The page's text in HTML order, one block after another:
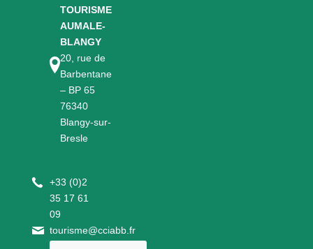
TOURISME
AUMALE-
BLANGY
20, rue de
Barbentane
– BP 65
76340
Blangy-sur-
Bresle
+33 (0)2
35 17 61
09
tourisme@cciabb.fr